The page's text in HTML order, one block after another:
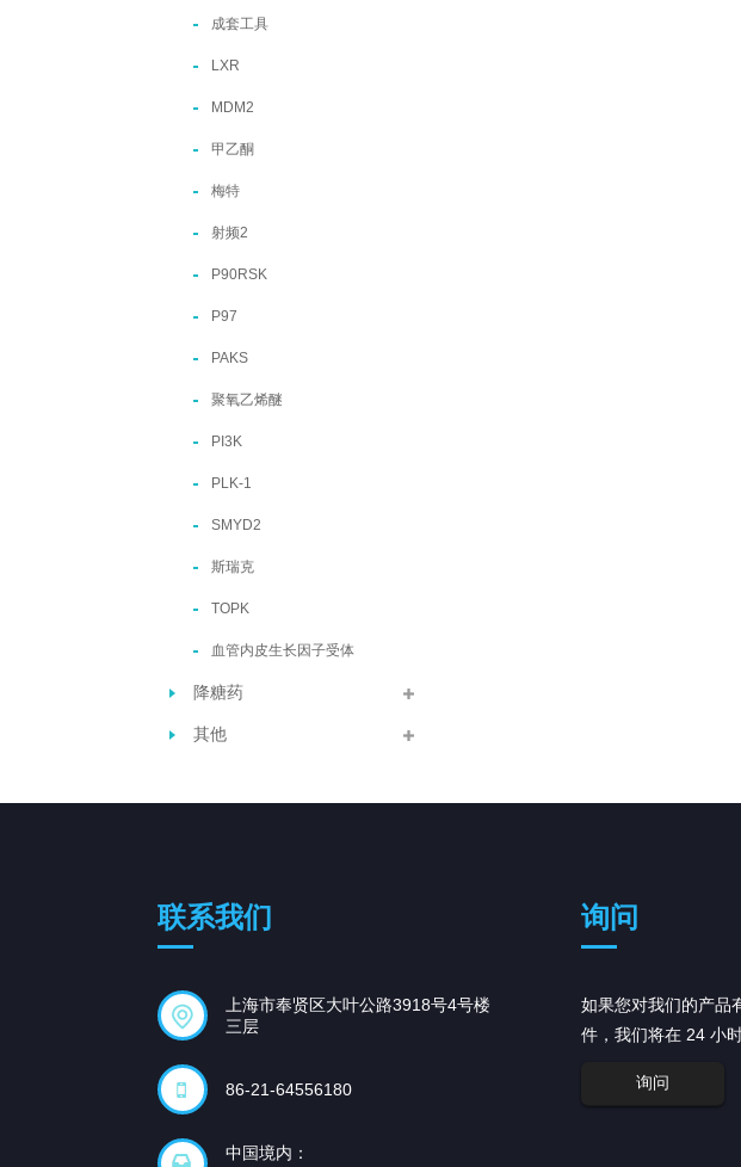
成套工具
LXR
MDM2
甲乙酮
梅特
射频2
P90RSK
P97
PAKS
聚氧乙烯醚
PI3K
PLK-1
SMYD2
斯瑞克
TOPK
血管内皮生长因子受体
降糖药
其他
联系我们
上海市奉贤区大叶公路3918号4号楼
三层
86-21-64556180
中国境内：
询问
如果您对我们的产品
件，我们将在 24 小
询问
阿斯利
动...